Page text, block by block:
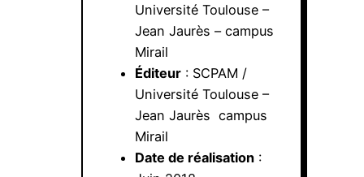
Université Toulouse –
Jean Jaurès – campus
Mirail
Éditeur : SCPAM /
Université Toulouse –
Jean Jaurès campus
Mirail
Date de réalisation :